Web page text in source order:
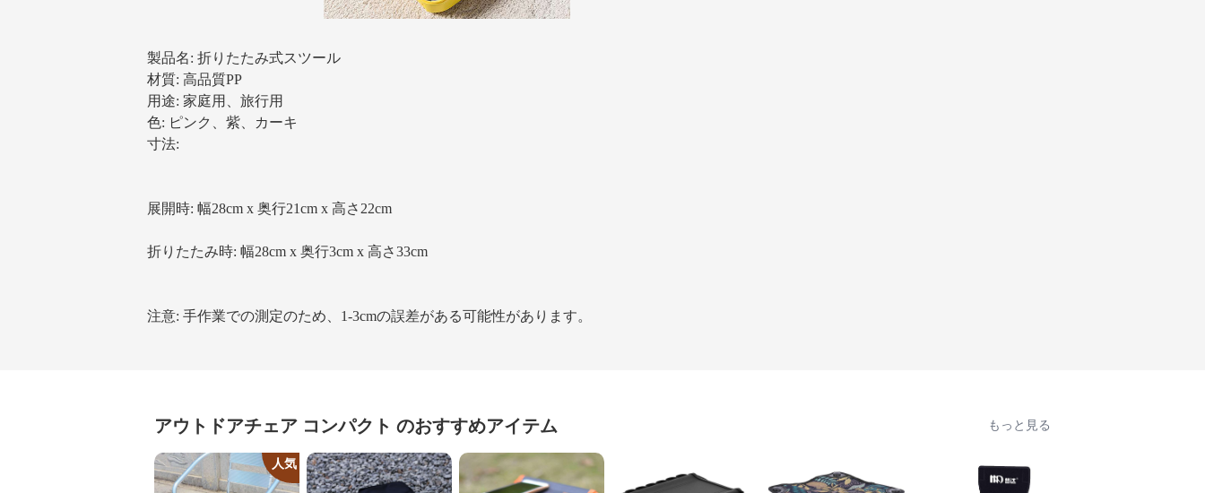
製品名: 折りたたみ式スツール
材質: 高品質PP
用途: 家庭用、旅行用
色: ピンク、紫、カーキ
寸法:
展開時: 幅28cm x 奥行21cm x 高さ22cm
折りたたみ時: 幅28cm x 奥行3cm x 高さ33cm
注意: 手作業での測定のため、1-3cmの誤差がある可能性があります。
アウトドアチェア コンパクト のおすすめアイテム もっと見る
人気